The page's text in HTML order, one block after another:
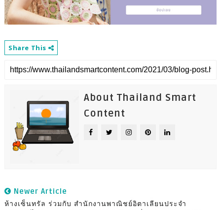
Share This
About Thailand Smart
Content
Newer Article
ห้างเซ็นทรัล ร่วมกับ สำนักงานพาณิชย์อิตาเลียนประจำ